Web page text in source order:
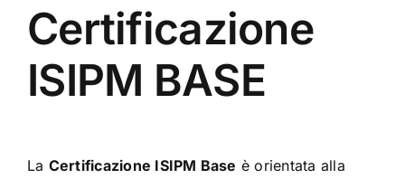
Certificazione
ISIPM BASE
La Certificazione ISIPM Base è orientata alla